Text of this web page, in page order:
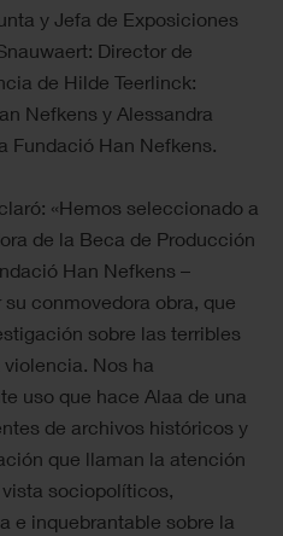
y Jefa de Exposiciones
Director de
de Hilde Teerlinck:
Nefkens y Alessandra
Fundació Han Nefkens.
«Hemos seleccionado a
de la Beca de Producción
Han Nefkens –
conmovedora obra, que
sobre las terribles
Nos ha
uso que hace Alaa de una
de archivos históricos y
que llaman la atención
sociopolíticos,
e inquebrantable sobre la